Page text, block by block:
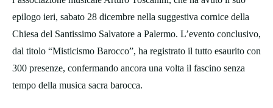
epilogo ieri, sabato 28 dicembre nella suggestiva cornice della
Chiesa del Santissimo Salvatore a Palermo. L’evento conclusivo,
dal titolo “Misticismo Barocco”, ha registrato il tutto esaurito con
300 presenze, confermando ancora una volta il fascino senza
tempo della musica sacra barocca.